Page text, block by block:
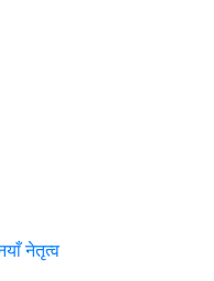
नेतृत्व